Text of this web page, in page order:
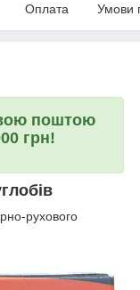
Оплата Умови
поштою
грн!
рухового